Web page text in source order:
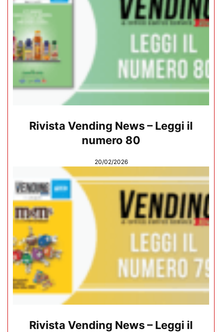
Rivista Vending News – Leggi il
numero 80
20/02/2026
Rivista Vending News – Leggi il